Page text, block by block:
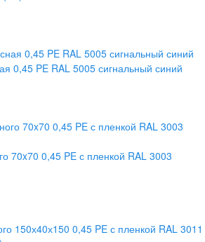
0,45 PE RAL 5005 сигнальный синий
70x70 0,45 PE с пленкой RAL 3003